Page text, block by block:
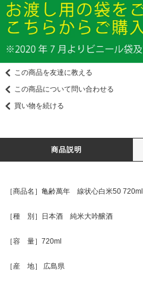
この商品を友達に教える
この商品について問い合わせる
買い物を続ける
商品説明
［商品名］亀齢萬年 線状心白米50 720ml
［種 別］日本酒 純米大吟醸酒
［容 量］720ml
［産 地］ 広島県